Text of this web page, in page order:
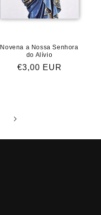
Novena a Nossa Senhora
do Alívio
Preço
€3,00 EUR